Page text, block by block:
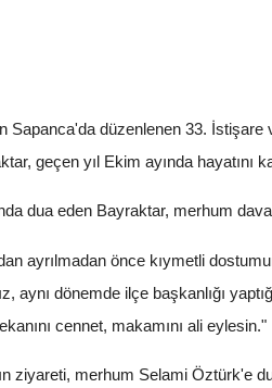
Sapanca'da düzenlenen 33. İstişare
geçen yıl Ekim ayında
dua eden Bayraktar, merhum
ayrılmadan önce kıymetli
aynı dönemde ilçe başkanlığı
cennet, makamını ali eylesin."
ziyareti, merhum Selami Öztürk'e